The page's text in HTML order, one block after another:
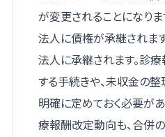
が変更されることになり
法人に債権が承継されま
法人に承継されます。診
する手続きや、未収金の
明確に定めておく必要があ
療報酬改定動向も、合併の